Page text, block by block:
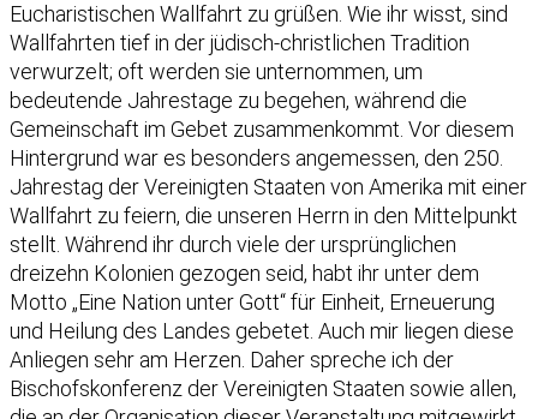
Eucharistischen Wallfahrt zu grüßen. Wie ihr wisst, sind
Wallfahrten tief in der jüdisch-christlichen Tradition
verwurzelt; oft werden sie unternommen, um
bedeutende Jahrestage zu begehen, während die
Gemeinschaft im Gebet zusammenkommt. Vor diesem
Hintergrund war es besonders angemessen, den 250.
Jahrestag der Vereinigten Staaten von Amerika mit einer
Wallfahrt zu feiern, die unseren Herrn in den Mittelpunkt
stellt. Während ihr durch viele der ursprünglichen
dreizehn Kolonien gezogen seid, habt ihr unter dem
Motto „Eine Nation unter Gott“ für Einheit, Erneuerung
und Heilung des Landes gebetet. Auch mir liegen diese
Anliegen sehr am Herzen. Daher spreche ich der
Bischofskonferenz der Vereinigten Staaten sowie allen,